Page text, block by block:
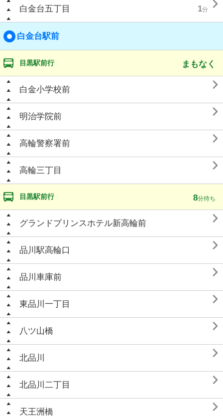
白金台五丁目 1分 
白金台駅前
目黒駅前行 まもなく
白金小学校前 
明治学院前 
高輪警察署前 
高輪三丁目 
目黒駅前行 8分待ち
グランドプリンスホテル新高輪前 
品川駅高輪口 
品川車庫前 
東品川一丁目 
八ツ山橋 
北品川 
北品川二丁目 
天王洲橋 